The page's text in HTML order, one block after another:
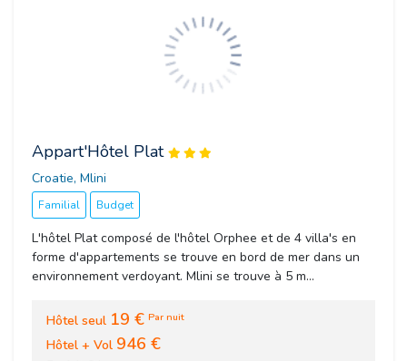
Appart'Hôtel Plat
Croatie, Mlini
Familial Budget
L'hôtel Plat composé de l'hôtel Orphee et de 4 villa's en
forme d'appartements se trouve en bord de mer dans un
environnement verdoyant. Mlini se trouve à 5 m...
Hôtel seul 19 € Par nuit
Hôtel + Vol 946 €